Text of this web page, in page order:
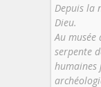
Depuis la
Dieu.
Au musée
serpente
humaines